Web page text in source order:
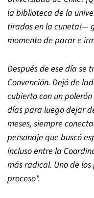
la biblioteca de la
tirados en la cuneta!—
momento de parar e
Después de ese día se
Convención. Dejó de
cubierto con un
días para luego dejar
meses, siempre
personaje que buscó
incluso entre la
más radical. Uno de
proceso".